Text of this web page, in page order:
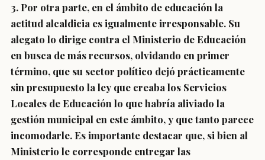
3. Por otra parte, en el ámbito de educación la
actitud alcaldicia es igualmente irresponsable. Su
alegato lo dirige contra el Ministerio de Educación
en busca de más recursos, olvidando en primer
término, que su sector político dejó prácticamente
sin presupuesto la ley que creaba los Servicios
Locales de Educación lo que habría aliviado la
gestión municipal en este ámbito, y que tanto parece
incomodarle. Es importante destacar que, si bien al
Ministerio le corresponde entregar las